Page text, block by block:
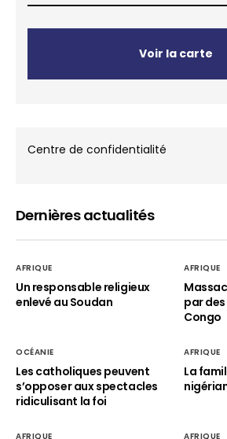
Voir la carte
Centre de confidentialité
Dernières actualités
AFRIQUE
Un responsable religieux
enlevé au Soudan
AFRIQUE
par
Congo
OCÉANIE
Les catholiques peuvent
s’opposer aux spectacles
ridiculisant la foi
AFRIQUE
La
AFRIQUE AFRIQUE